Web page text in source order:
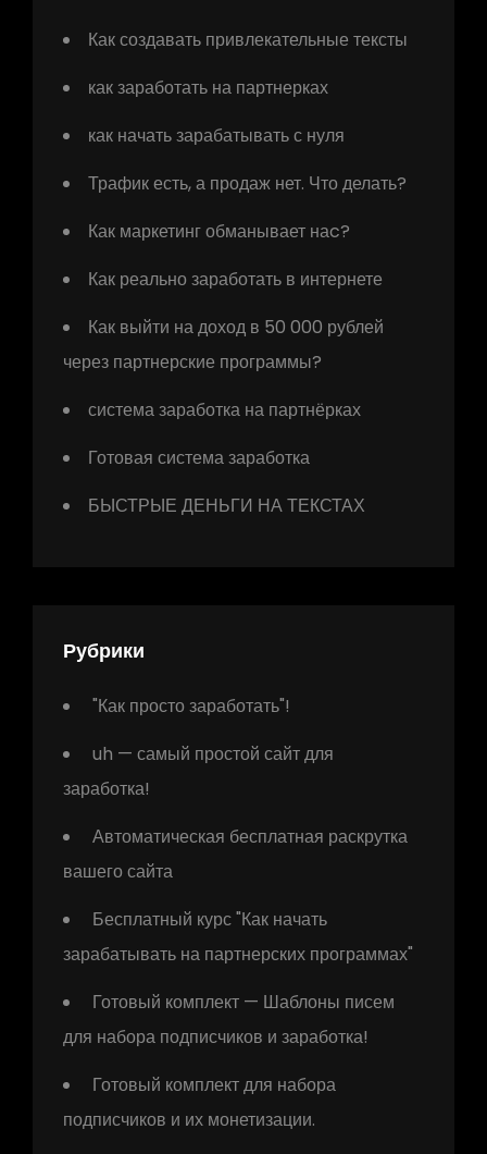
Как создавать привлекательные тексты
как заработать на партнерках
как начать зарабатывать с нуля
Трафик есть, а продаж нет. Что делать?
Как маркетинг обманывает наc?
Как реально заработать в интернете
Как выйти на доход в 50 000 рублей
через партнерские программы?
система заработка на партнёрках
Готовая система заработка
БЫСТРЫЕ ДЕНЬГИ НА ТЕКСТАХ
Рубрики
"Как просто заработать"!
uh — самый простой сайт для
заработка!
Автоматическая бесплатная раскрутка
вашего сайта
Бесплатный курс "Как начать
зарабатывать на партнерских программах"
Готовый комплект — Шаблоны писем
для набора подписчиков и заработка!
Готовый комплект для набора
подписчиков и их монетизации.